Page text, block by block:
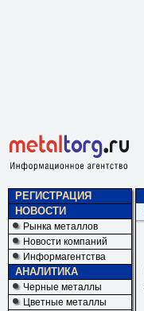
РЕГИСТРАЦИЯ
НОВОСТИ
Рынка металлов
Новости компаний
Информагентства
АНАЛИТИКА
Черные металлы
Цветные металлы